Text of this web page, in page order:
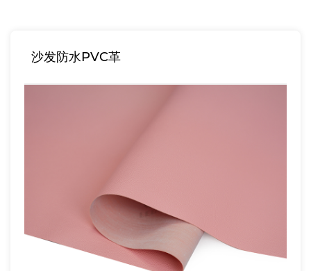
沙发防水PVC革